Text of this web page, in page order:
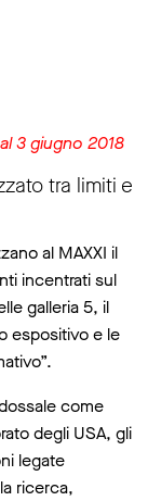
3 giugno 2018
tra limiti e
al MAXXI il
incentrati sul
galleria 5, il
espositivo e le
come
degli USA, gli
legate
ricerca,